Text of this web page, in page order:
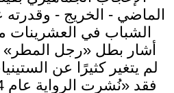
الماضي - الخريج -
الشباب في العشرينات
أشار بطل «رجل المطر»
لم يتغير كثيرًا عن